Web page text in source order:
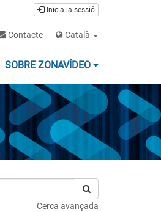
Inicia la sessió
Contacte Català
SOBRE ZONAVÍDEO
Cerca avançada